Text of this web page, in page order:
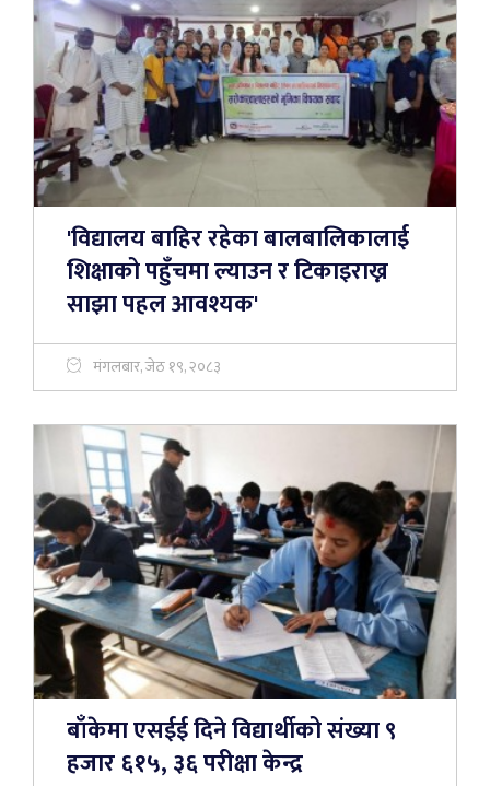
'विद्यालय बाहिर रहेका बालबालिकालाई
शिक्षाको पहुँचमा ल्याउन र टिकाइराख्न
साझा पहल आवश्यक'
मंगलबार, जेठ १९, २०८३
बाँकेमा एसईई दिने विद्यार्थीको संख्या ९
हजार ६१५, ३६ परीक्षा केन्द्र